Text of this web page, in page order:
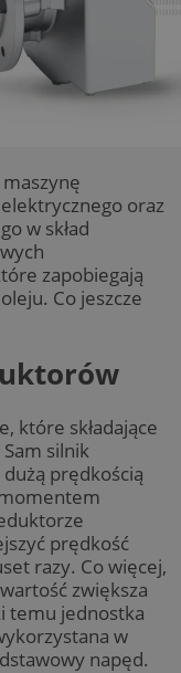
oraz
w skład
zapobiegają
Co jeszcze
które składające
silnik
prędkością
prędkość
razy. Co więcej,
zwiększa
temu jednostka
w
napęd.